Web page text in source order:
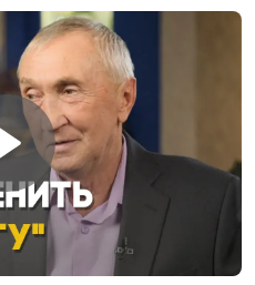
Надежда Исакова
Надежда Исакова
Андрей Исаков,
священнослужитель
#113
Андрей Исаков,
священнослужитель
#112